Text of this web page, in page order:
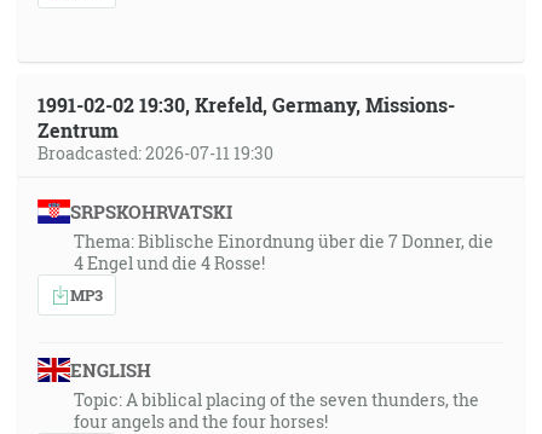
1991-02-02 19:30, Krefeld, Germany, Missions-
Zentrum
Broadcasted: 2026-07-11 19:30
SRPSKOHRVATSKI
Thema: Biblische Einordnung über die 7 Donner, die
4 Engel und die 4 Rosse!
MP3
ENGLISH
Topic: A biblical placing of the seven thunders, the
four angels and the four horses!